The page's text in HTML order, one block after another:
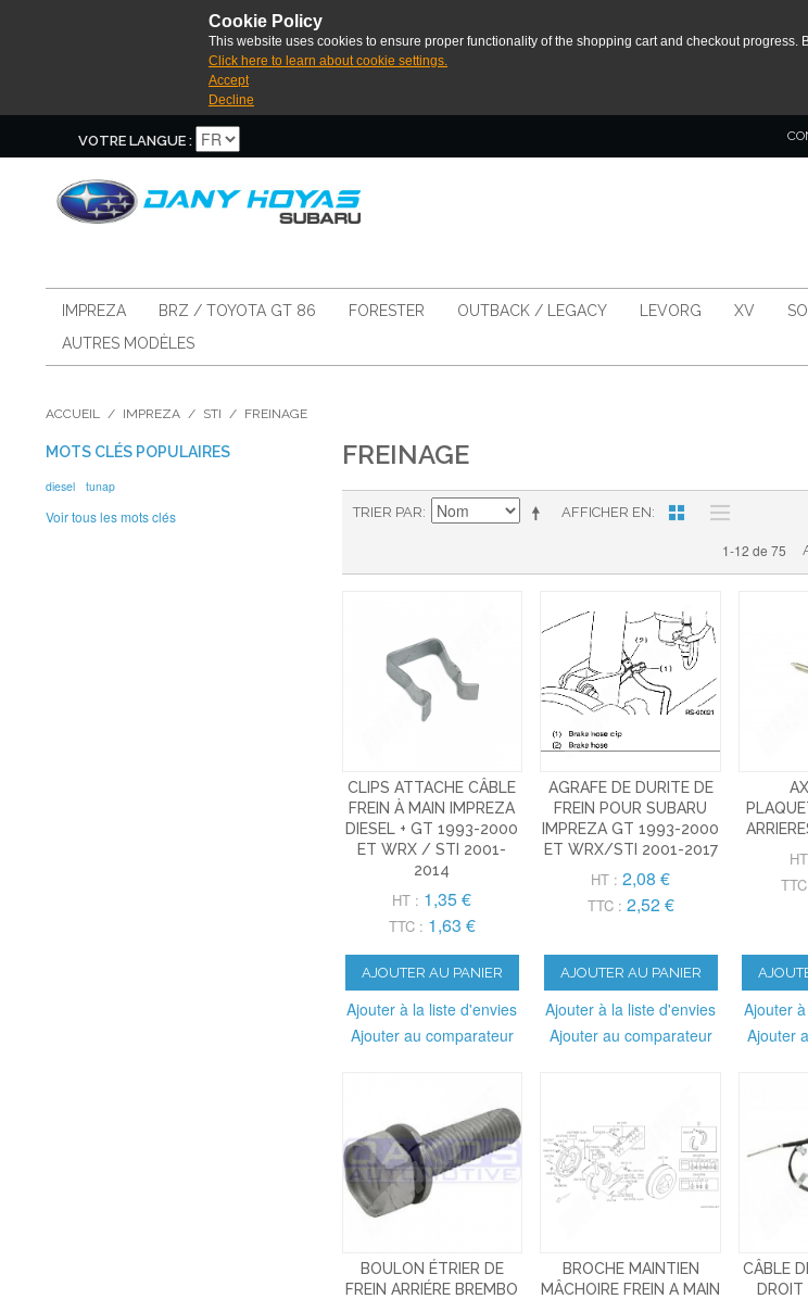
Cookie Policy
This website uses cookies to ensure proper functionality of the shopping cart and checkout
Click here to learn about cookie settings.
Accept
Decline
VOTRE LANGUE :
IMPREZA BRZ / TOYOTA GT 86 FORESTER OUTBACK / LEGACY LEVORG XV
AUTRES MODÈLES
ACCUEIL / IMPREZA / STI / FREINAGE
FREINAGE
AFFICHER EN
TRIER PAR
1-12 de 75
CLIPS ATTACHE CÂBLE
FREIN À MAIN IMPREZA
DIESEL + GT 1993-2000
ET WRX / STI 2001-
2014
HT : 1,35 €
TTC : 1,63 €
AJOUTER AU PANIER
Ajouter à la liste d'envies
Ajouter au comparateur
AGRAFE DE DURITE DE
FREIN POUR SUBARU
IMPREZA GT 1993-2000
ET WRX/STI 2001-2017
HT : 2,08 €
TTC : 2,52 €
AJOUTER AU PANIER
Ajouter à la liste d'envies
Ajouter au comparateur
Ajouter
Ajouter
BOULON ÉTRIER DE
FREIN ARRIÉRE BREMBO
BROCHE MAINTIEN
MÂCHOIRE FREIN A MAIN
CÂBLE
DROIT
MOTS CLÉS POPULAIRES
diesel tunap
Voir tous les mots clés